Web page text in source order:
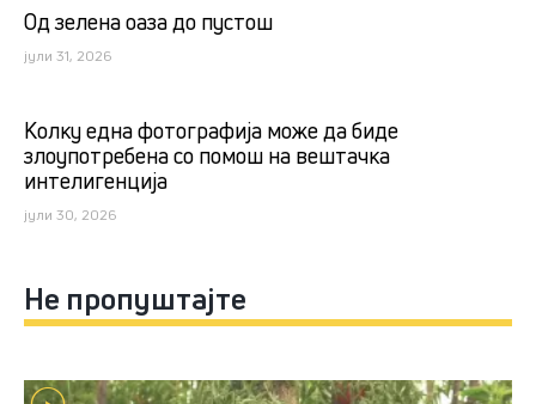
Од зелена оаза до пустош
јули 31, 2026
Kолку една фотографија може да биде
злоупотребена со помош на вештачка
интелигенција
јули 30, 2026
Не пропуштајте